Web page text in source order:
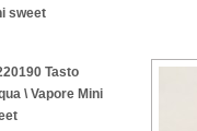
sweet
Tasto
\ Vapore Mini